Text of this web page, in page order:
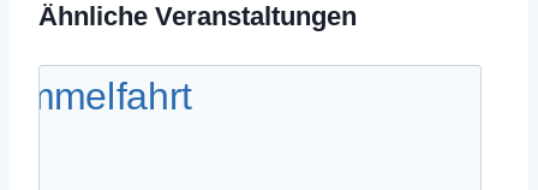
Ähnliche Veranstaltungen